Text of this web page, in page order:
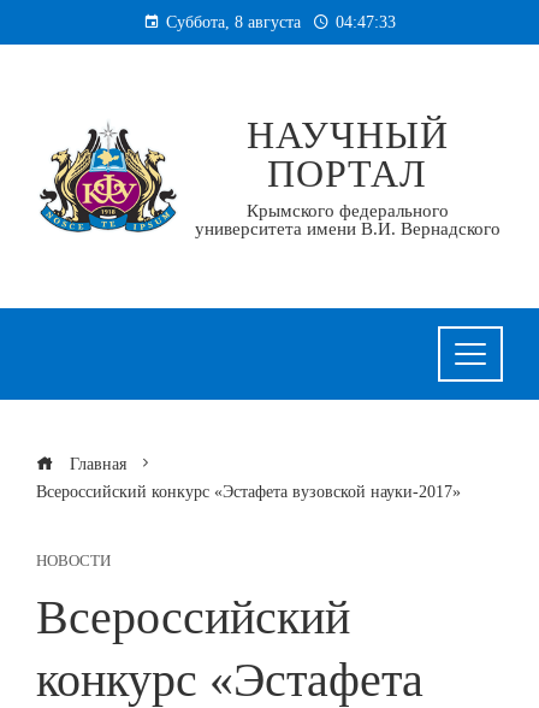
к
Суббота, 8 августа 04:47:33
НАУЧНЫЙ
ПОРТАЛ
Крымского федерального
университета имени В.И. Вернадского
Главная
Всероссийский конкурс «Эстафета вузовской науки-2017»
НОВОСТИ
Всероссийский
конкурс «Эстафета